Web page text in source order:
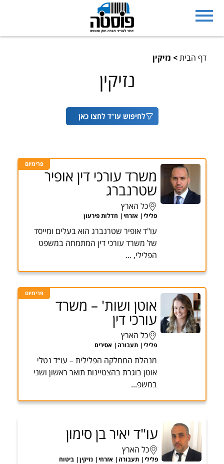
דף הבית> נזיקין
נזיקין
לחיפוש עו”ד לחצו כאן
פרימיום
משרד עורכי דין אופיר
שטרנברג
כל הארץ
פלילי אזרחי חדלות פירעון
עו"ד אופיר שטרנברג הוא בעלים ומייסד
של משרד עורכי דין המתמחה במשפט
הפלילי, ...
פרימיום
אוטן ושות' – משרד
עורכי דין
כל הארץ
פלילי תעבורה אסירים
מנהלת המחלקה הפלילית – עו״ד נטלי
אוטן בוגרת בהצטיינות תואר ראשון ושני
במשפ...
עו"ד יאיר בן סימון
כל הארץ
פלילי תעבורה אזרחי נזיקין ביטוח